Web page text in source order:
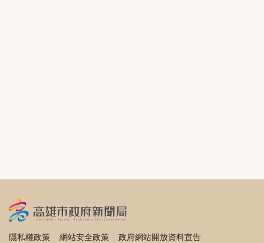
隱私權政策 網站安全政策 政府網站開放資料宣告